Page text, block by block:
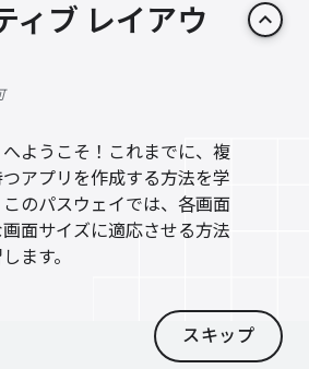
ィブ レイアウ
keyboard_arrow_up
ようこそ！これまでに、複
アプリを作成する方法を学
のパスウェイでは、各画面
面サイズに適応させる方法
ます。
スキップ